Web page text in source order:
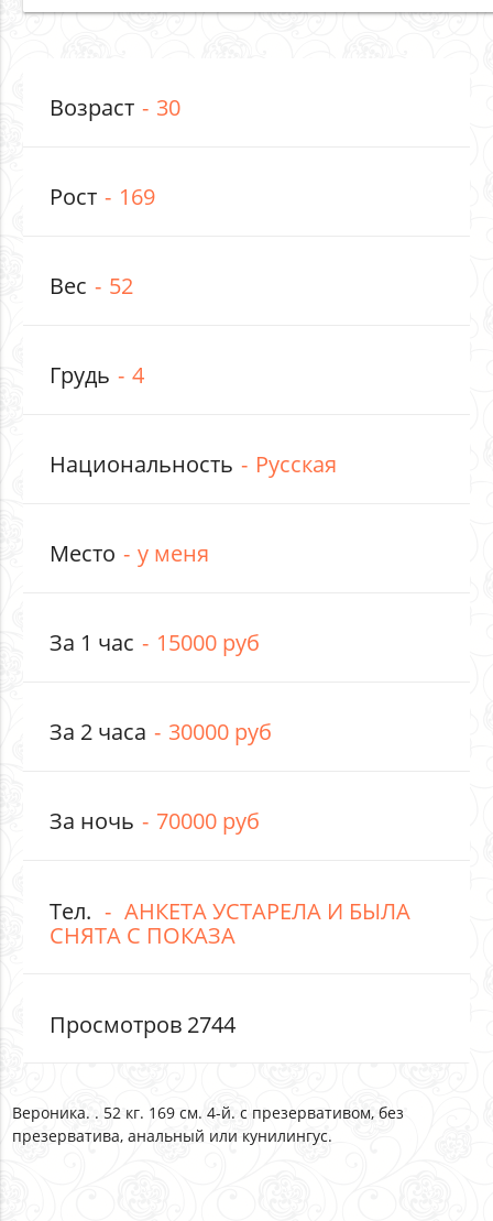
Возраст 30
Рост 169
Вес 52
Грудь 4
Национальность Русская
Место у меня
За 1 час 15000 руб
За 2 часа 30000 руб
За ночь 70000 руб
Тел. АНКЕТА УСТАРЕЛА И БЫЛА
СНЯТА С ПОКАЗА
Просмотров 2744
Вероника. . 52 кг. 169 см. 4-й. с презервативом, без
презерватива, анальный или кунилингус.